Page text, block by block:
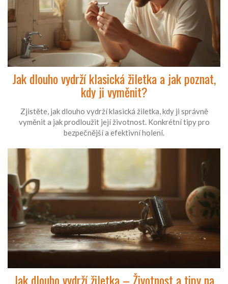
Jak dlouho vydrží klasická žiletka a jak poznat,
kdy ji vyměnit?
Zjistěte, jak dlouho vydrží klasická žiletka, kdy ji správně
vyměnit a jak prodloužit její životnost. Konkrétní tipy pro
bezpečnější a efektivní holení.
Jak dlouho vydrží žiletka – Životnost a tipy na